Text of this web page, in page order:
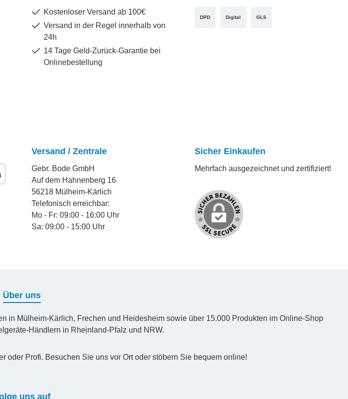
Kostenloser Versand ab 100€
Versand in der Regel innerhalb von
24h
14 Tage Geld-Zurück-Garantie bei
Onlinebestellung
DPD Digital GLS
Versand / Zentrale
Gebr. Bode GmbH
Auf dem Hahnenberg 16
56218 Mülheim-Kärlich
Telefonisch erreichbar:
Mo - Fr: 09:00 - 16:00 Uhr
Sa: 09:00 - 15:00 Uhr
Sicher Einkaufen
Mehrfach ausgezeichnet und zertifiziert!
Über uns
in Mülheim-Kärlich, Frechen und Heidesheim sowie über 15.000 Produkten im Online-Shop
Händlern in Rheinland-Pfalz und NRW.
oder Profi. Besuchen Sie uns vor Ort oder stöbern Sie bequem online!
uns auf